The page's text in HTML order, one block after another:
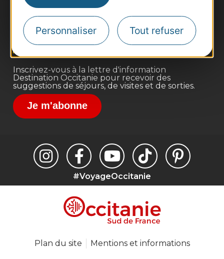
Personnaliser Tout refuser
Pros d'Occitanie
Site presse et d'influence
Voyagistes
Inscrivez-vous à la lettre d'information
Destination Occitanie pour recevoir des
suggestions de séjours, de visites et de sorties.
Je m'abonne
#VoyageOccitanie
Plan du site Mentions et informations